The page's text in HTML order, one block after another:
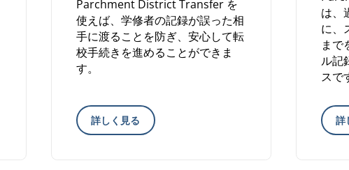
Parchment District Transfer を
使えば、学修者の記録が誤った相
手に渡ることを防ぎ、安心して転
校手続きを進めることができま
す。
詳しく見る
は、
に、
まで
ル記
スで
詳